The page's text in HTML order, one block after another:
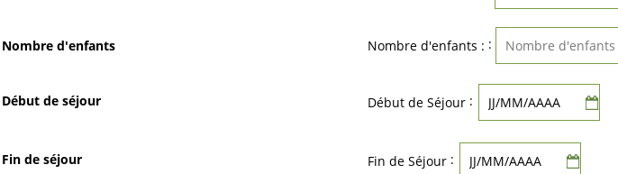
Nombre d'enfants Nombre d'enfants : :
Début de séjour Début de Séjour :
Fin de séjour Fin de Séjour :